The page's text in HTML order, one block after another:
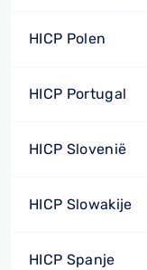
HICP Polen
HICP Portugal
HICP Slovenië
HICP Slowakije
HICP Spanje